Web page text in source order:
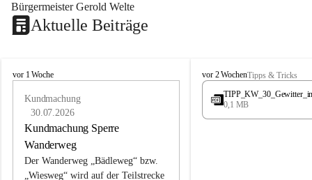
Bürgermeister Gerold Welte
Aktuelle Beiträge
L
vor 1 Woche
Kundmachung
30.07.2026
Kundmachung Sperre
Wanderweg
Der Wanderweg „Bädleweg“ bzw.
„Wiesweg“ wird auf der Teilstrecke
L
a
e
vor 2 WochenTipps & Tricks
0,1 MB